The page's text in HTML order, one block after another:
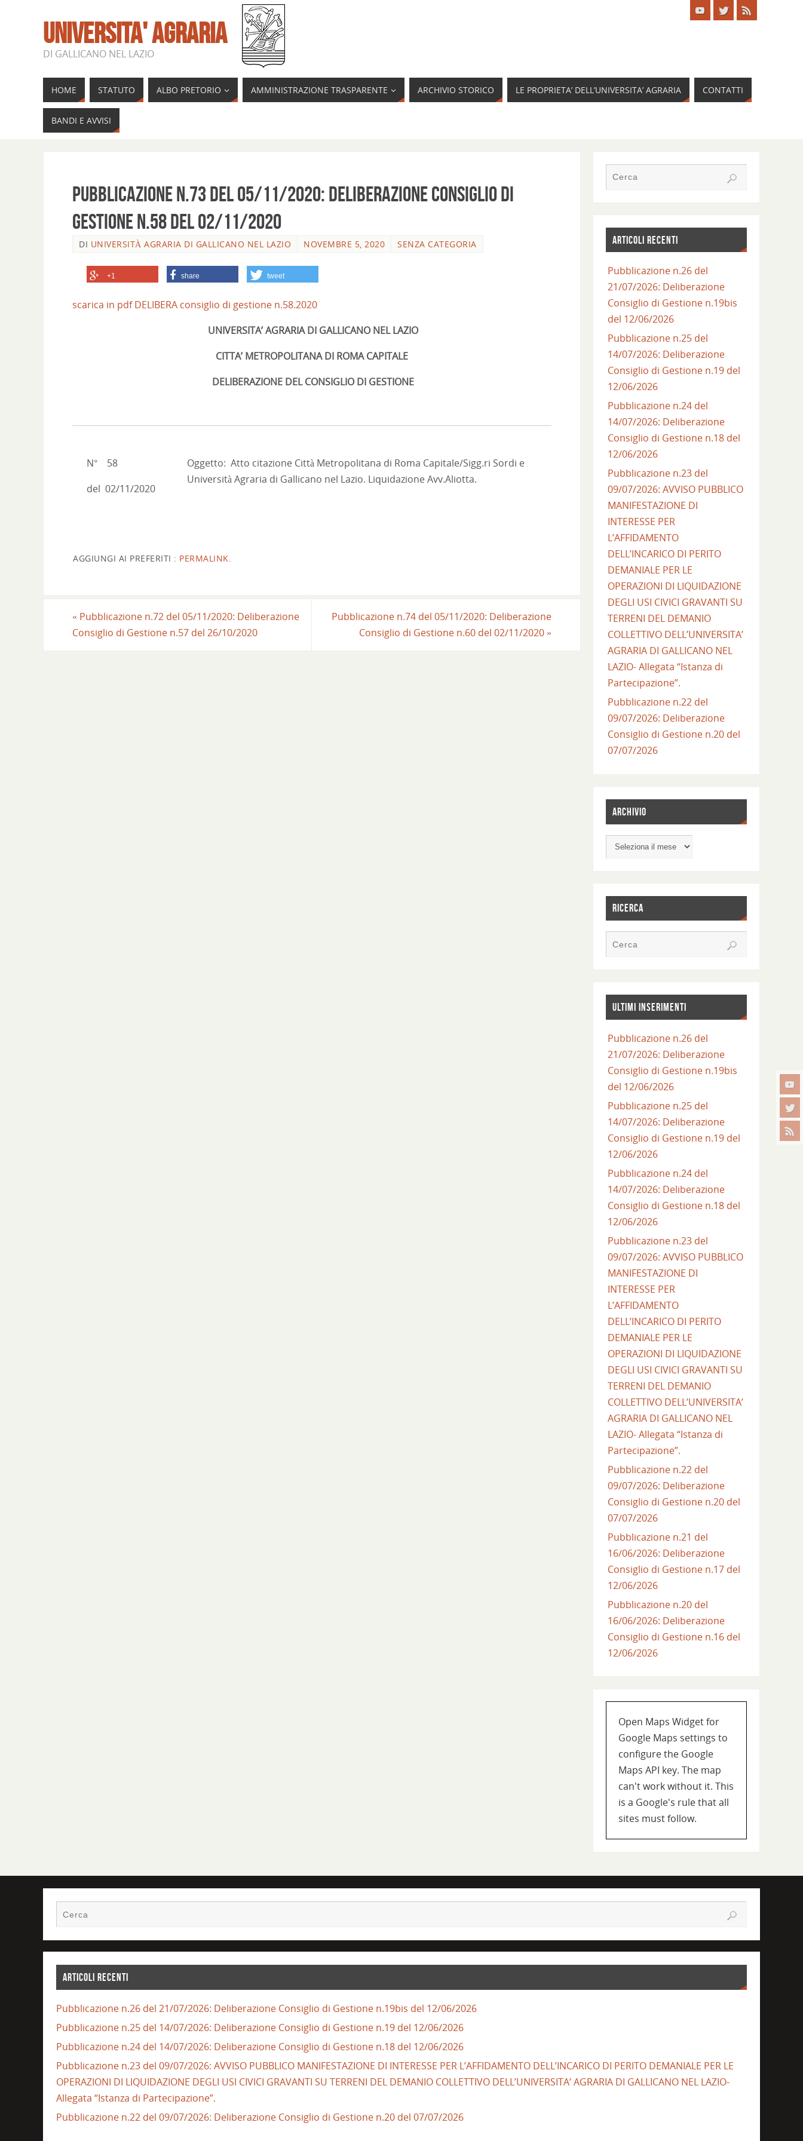
UNIVERSITA' AGRARIA
DI GALLICANO NEL LAZIO
HOME STATUTO ALBO PRETORIO AMMINISTRAZIONE TRASPARENTE ARCHIVIO STORICO LE PROPRIETA’ DELL’UNIVERSITA’ AGRARIA CONTATTI
BANDI E AVVISI
Pubblicazione n.73 del 05/11/2020: Deliberazione Consiglio di
Gestione n.58 del 02/11/2020
DI UNIVERSITÀ AGRARIA DI GALLICANO NEL LAZIO NOVEMBRE 5, 2020 SENZA CATEGORIA
+1 share tweet
scarica in pdf DELIBERA consiglio di gestione n.58.2020
UNIVERSITA’ AGRARIA DI GALLICANO NEL LAZIO
CITTA’ METROPOLITANA DI ROMA CAPITALE
DELIBERAZIONE DEL CONSIGLIO DI GESTIONE
N° 58
del 02/11/2020
Oggetto: Atto citazione Città Metropolitana di Roma Capitale/Sigg.ri Sordi e
Università Agraria di Gallicano nel Lazio. Liquidazione Avv.Aliotta.
AGGIUNGI AI PREFERITI : PERMALINK
« Pubblicazione n.72 del 05/11/2020: Deliberazione
Consiglio di Gestione n.57 del 26/10/2020
Pubblicazione n.74 del 05/11/2020: Deliberazione
Consiglio di Gestione n.60 del 02/11/2020 »
ARTICOLI RECENTI
Pubblicazione n.26 del
21/07/2026: Deliberazione
Consiglio di Gestione n.19bis
del 12/06/2026
Pubblicazione n.25 del
14/07/2026: Deliberazione
Consiglio di Gestione n.19 del
12/06/2026
Pubblicazione n.24 del
14/07/2026: Deliberazione
Consiglio di Gestione n.18 del
12/06/2026
Pubblicazione n.23 del
09/07/2026: AVVISO PUBBLICO
MANIFESTAZIONE DI
INTERESSE PER
L’AFFIDAMENTO
DELL’INCARICO DI PERITO
DEMANIALE PER LE
OPERAZIONI DI LIQUIDAZIONE
DEGLI USI CIVICI GRAVANTI SU
TERRENI DEL DEMANIO
COLLETTIVO DELL’UNIVERSITA’
AGRARIA DI GALLICANO NEL
LAZIO- Allegata “Istanza di
Partecipazione”.
Pubblicazione n.22 del
09/07/2026: Deliberazione
Consiglio di Gestione n.20 del
07/07/2026
ARCHIVIO
RICERCA
ULTIMI INSERIMENTI
Pubblicazione n.26 del
21/07/2026: Deliberazione
Consiglio di Gestione n.19bis
del 12/06/2026
Pubblicazione n.25 del
14/07/2026: Deliberazione
Consiglio di Gestione n.19 del
12/06/2026
Pubblicazione n.24 del
14/07/2026: Deliberazione
Consiglio di Gestione n.18 del
12/06/2026
Pubblicazione n.23 del
09/07/2026: AVVISO PUBBLICO
MANIFESTAZIONE DI
INTERESSE PER
L’AFFIDAMENTO
DELL’INCARICO DI PERITO
DEMANIALE PER LE
OPERAZIONI DI LIQUIDAZIONE
DEGLI USI CIVICI GRAVANTI SU
TERRENI DEL DEMANIO
COLLETTIVO DELL’UNIVERSITA’
AGRARIA DI GALLICANO NEL
LAZIO- Allegata “Istanza di
Partecipazione”.
Pubblicazione n.22 del
09/07/2026: Deliberazione
Consiglio di Gestione n.20 del
07/07/2026
Pubblicazione n.21 del
16/06/2026: Deliberazione
Consiglio di Gestione n.17 del
12/06/2026
Pubblicazione n.20 del
16/06/2026: Deliberazione
Consiglio di Gestione n.16 del
12/06/2026
Open Maps Widget for
Google Maps settings to
configure the Google
Maps API key. The map
can't work without it. This
is a Google's rule that all
sites must follow.
ARTICOLI RECENTI
Pubblicazione n.26 del 21/07/2026: Deliberazione Consiglio di Gestione n.19bis del 12/06/2026
Pubblicazione n.25 del 14/07/2026: Deliberazione Consiglio di Gestione n.19 del 12/06/2026
Pubblicazione n.24 del 14/07/2026: Deliberazione Consiglio di Gestione n.18 del 12/06/2026
Pubblicazione n.23 del 09/07/2026: AVVISO PUBBLICO MANIFESTAZIONE DI INTERESSE PER L’AFFIDAMENTO DELL’INCARICO DI PERITO DEMANIALE PER LE
OPERAZIONI DI LIQUIDAZIONE DEGLI USI CIVICI GRAVANTI SU TERRENI DEL DEMANIO COLLETTIVO DELL’UNIVERSITA’ AGRARIA DI GALLICANO NEL LAZIO-
Allegata “Istanza di Partecipazione”.
Pubblicazione n.22 del 09/07/2026: Deliberazione Consiglio di Gestione n.20 del 07/07/2026